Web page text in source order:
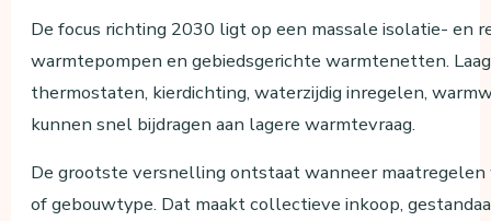
De focus richting 2030 ligt op een massale isolatie- en
warmtepompen en gebiedsgerichte warmtenetten.
thermostaten, kierdichting, waterzijdig inregelen,
kunnen snel bijdragen aan lagere warmtevraag.
De grootste versnelling ontstaat wanneer
of gebouwtype. Dat maakt collectieve inkoop,